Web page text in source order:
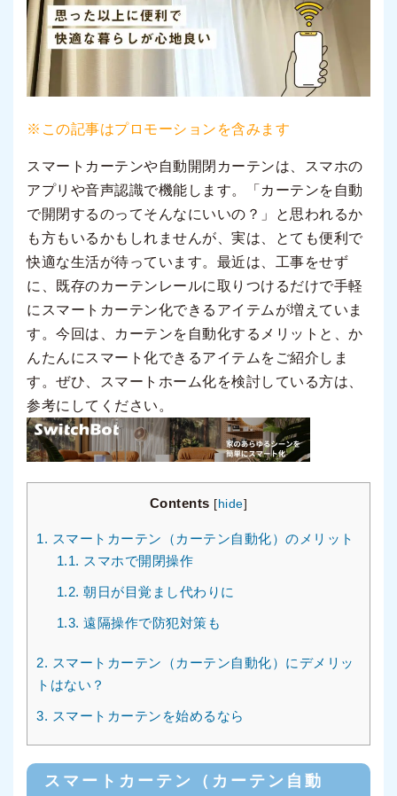
※この記事はプロモーションを含みます
スマートカーテンや自動開閉カーテンは、スマホの
アプリや音声認識で機能します。「カーテンを自動
で開閉するのってそんなにいいの？」と思われるか
も方もいるかもしれませんが、実は、とても便利で
快適な生活が待っています。最近は、工事をせず
に、既存のカーテンレールに取りつけるだけで手軽
にスマートカーテン化できるアイテムが増えていま
す。今回は、カーテンを自動化するメリットと、か
んたんにスマート化できるアイテムをご紹介しま
す。ぜひ、スマートホーム化を検討している方は、
参考にしてください。
Contents [ hide]
1. スマートカーテン（カーテン自動化）のメリット
1.1. スマホで開閉操作
1.2. 朝日が目覚まし代わりに
1.3. 遠隔操作で防犯対策も
2. スマートカーテン（カーテン自動化）にデメリッ
トはない？
3. スマートカーテンを始めるなら
スマートカーテン（カーテン自動